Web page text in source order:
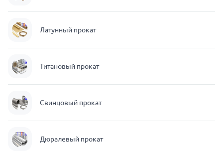
Латунный прокат
Титановый прокат
Свинцовый прокат
Дюралевый прокат